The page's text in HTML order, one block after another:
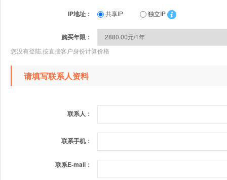
IP地址： 共享IP 独立IP
购买年限：
您没有登陆,按直接客户身份计算价格
请填写联系人资料
联系人：
联系手机：
联系E-mail：